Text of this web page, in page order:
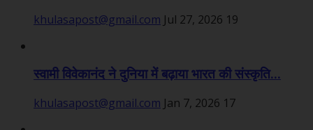
khulasapost@gmail.com Jul 27, 2026 19
स्वामी विवेकानंद ने दुनिया में बढ़ाया भारत की संस्कृति...
khulasapost@gmail.com Jan 7, 2026 17